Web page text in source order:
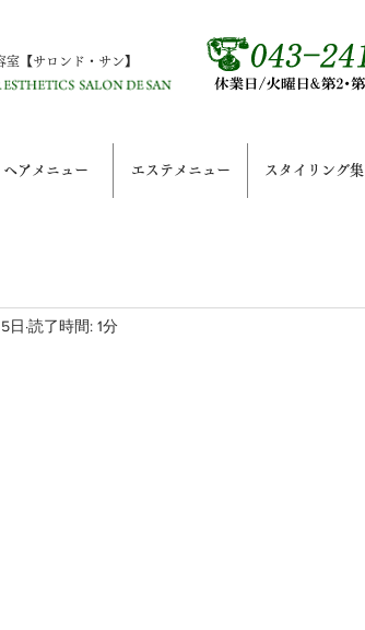
室【サロンド・サン】
ヘアメニュー エステメニュー スタイリング集
日 読了時間: 1分